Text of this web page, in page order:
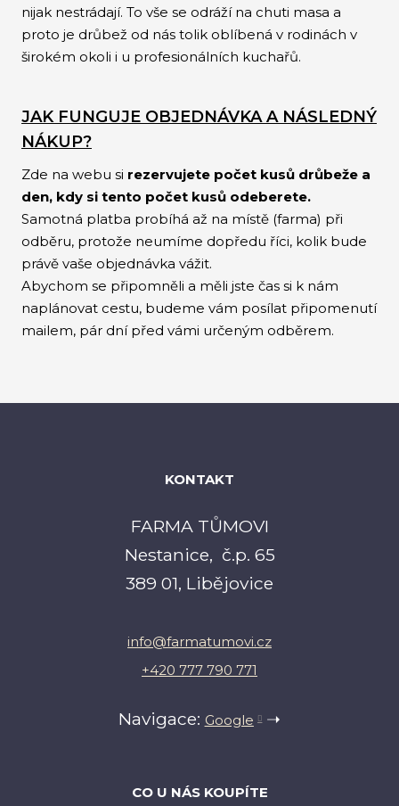
nijak nestrádají. To vše se odráží na chuti masa a
proto je drůbež od nás tolik oblíbená v rodinách v
širokém okoli i u profesionálních kuchařů.
JAK FUNGUJE OBJEDNÁVKA A NÁSLEDNÝ
NÁKUP?
Zde na webu si rezervujete počet kusů drůbeže a
den, kdy si tento počet kusů odeberete.
Samotná platba probíhá až na místě (farma) při
odběru, protože neumíme dopředu říci, kolik bude
právě vaše objednávka vážit.
Abychom se připomněli a měli jste čas si k nám
naplánovat cestu, budeme vám posílat připomenutí
mailem, pár dní před vámi určeným odběrem.
KONTAKT
FARMA TŮMOVI
Nestanice, č.p. 65
389 01, Libějovice
info@farmatumovi.cz
+420 777 790 771
Navigace: Google ➝
CO U NÁS KOUPÍTE